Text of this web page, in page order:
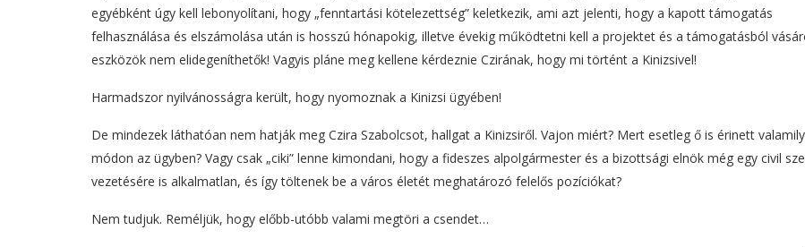
egyébként úgy kell lebonyolítani, hogy „fenntartási kötelezettség” keletkezik, ami azt jelenti, hogy a kapott támogatás
felhasználása és elszámolása után is hosszú hónapokig, illetve évekig működtetni kell a projektet és a támogatásból
eszközök nem elidegeníthetők! Vagyis pláne meg kellene kérdeznie Czirának, hogy mi történt a Kinizsivel!
Harmadszor nyilvánosságra került, hogy nyomoznak a Kinizsi ügyében!
De mindezek láthatóan nem hatják meg Czira Szabolcsot, hallgat a Kinizsiről. Vajon miért? Mert esetleg ő is érinett
módon az ügyben? Vagy csak „ciki” lenne kimondani, hogy a fideszes alpolgármester és a bizottsági elnök még egy civil
vezetésére is alkalmatlan, és így töltenek be a város életét meghatározó felelős pozíciókat?
Nem tudjuk. Reméljük, hogy előbb-utóbb valami megtöri a csendet…